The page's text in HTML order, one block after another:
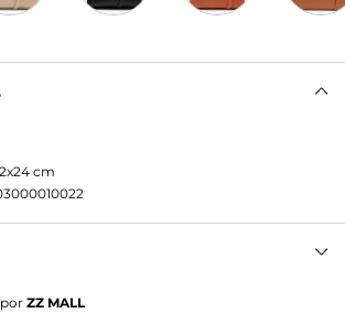
cm
e uma alça maior crossbody. Fecho em
ZZ MALL